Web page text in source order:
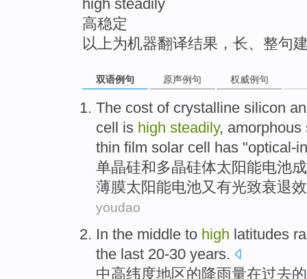
high steadily
高稳定
以上为机器翻译结果，长、整句
双语例句 原声例句 权威例句
The cost of crystalline silicon
cell
is high steadily, amorphous
thin film solar cell has "optical-
单晶硅和多晶硅体太阳能电池
薄膜太阳能电池又有光致衰退
youdao
In the middle to high latitudes
the last 20-30 years.
中高纬度地区的降雨量在过去的